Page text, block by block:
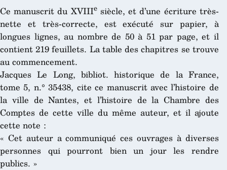
Ce manuscrit du XVIIIesiècle, et d’une écriture très-
nette et très-correcte, est exécuté sur papier, à
longues lignes, au nombre de 50 à 51 par page, et il
contient 219 feuillets. La table des chapitres se trouve
au commencement.
Jacques Le Long, bibliot. historique de la France,
tome 5, n.° 35438, cite ce manuscrit avec l’histoire de
la ville de Nantes, et l’histoire de la Chambre des
Comptes de cette ville du même auteur, et il ajoute
cette note :
« Cet auteur a communiqué ces ouvrages à diverses
personnes qui pourront bien un jour les rendre
publics. »